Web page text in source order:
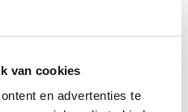
van cookies
en advertenties te